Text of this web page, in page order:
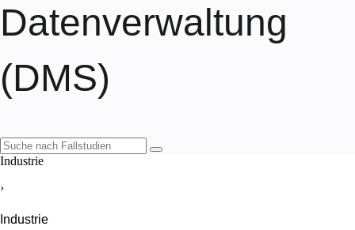
Datenverwaltung
(DMS)
Industrie
›
Industrie